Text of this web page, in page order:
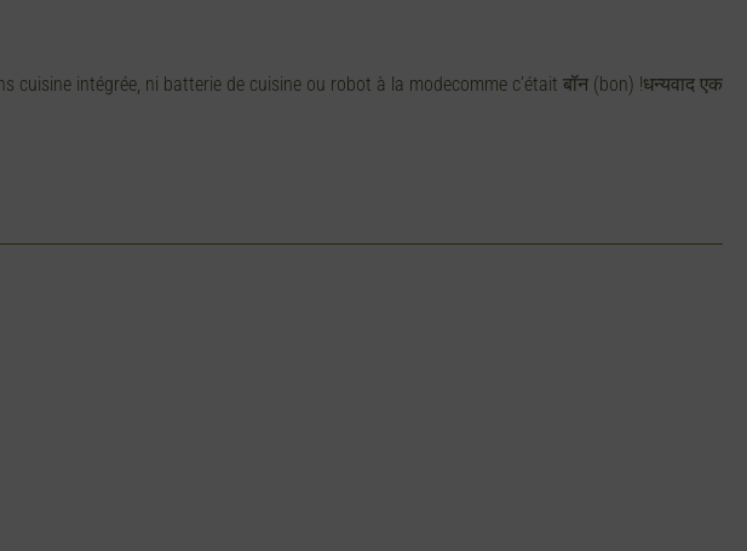
intégrée, ni batterie de cuisine ou robot à la modecomme c’était बॉन (bon) !धन्यवाद एक